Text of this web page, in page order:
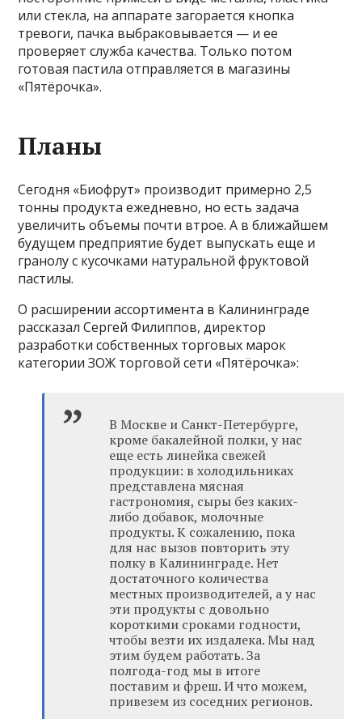
или стекла, на аппарате загорается кнопка
тревоги, пачка выбраковывается — и ее
проверяет служба качества. Только потом
готовая пастила отправляется в магазины
«Пятёрочка».
Планы
Сегодня «Биофрут» производит примерно 2,5
тонны продукта ежедневно, но есть задача
увеличить объемы почти втрое. А в ближайшем
будущем предприятие будет выпускать еще и
гранолу с кусочками натуральной фруктовой
пастилы.
О расширении ассортимента в Калининграде
рассказал Сергей Филиппов, директор
разработки собственных торговых марок
категории ЗОЖ торговой сети «Пятёрочка»:
В Москве и Санкт-Петербурге,
кроме бакалейной полки, у нас
еще есть линейка свежей
продукции: в холодильниках
представлена мясная
гастрономия, сыры без каких-
либо добавок, молочные
продукты. К сожалению, пока
для нас вызов повторить эту
полку в Калининграде. Нет
достаточного количества
местных производителей, а у нас
эти продукты с довольно
короткими сроками годности,
чтобы везти их издалека. Мы над
этим будем работать. За
полгода-год мы в итоге
поставим и фреш. И что можем,
привезем из соседних регионов.